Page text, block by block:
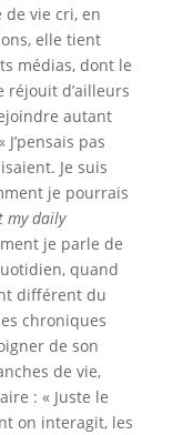
de vie cri, en
elle tient
médias, dont le
réjouit d’ailleurs
autant
pas
Je suis
je pourrais
my daily
je parle de
quand
différent du
chroniques
de son
de vie,
: « Juste le
on interagit, les